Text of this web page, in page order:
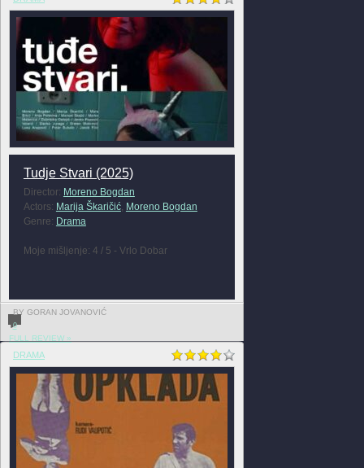
Tudje Stvari (2025)
Director: Moreno Bogdan
Actors: Marija Škaričić, Moreno Bogdan
Genre: Drama
Moje mišljenje: 4 / 5 - Vrlo Dobar
BY GORAN JOVANOVIĆ
0
FULL REVIEW »
DRAMA